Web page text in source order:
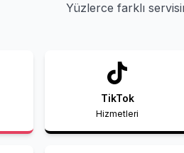
Yüzlerce farklı
TikTok
Hizmetleri